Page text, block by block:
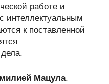
работе и
интеллектуальным
к поставленной
Мацула.